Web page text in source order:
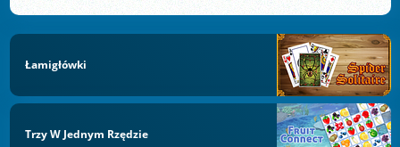
Łamigłówki
Trzy W Jednym Rzędzie